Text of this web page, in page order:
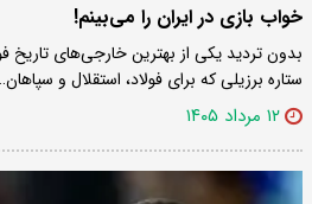
خواب بازی در ایران را می‌بینم!
بدون تردید یکی از بهترین خارجی‌های تاریخ
ستاره برزیلی که برای فولاد، استقلال و
۱۲ مرداد ۱۴۰۵